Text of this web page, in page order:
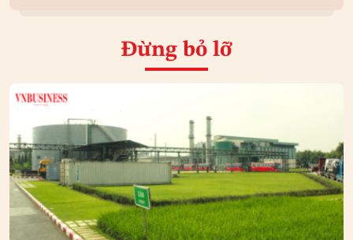
Đừng bỏ lỡ